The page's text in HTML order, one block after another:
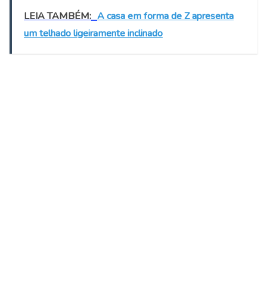
LEIA TAMBÉM: A casa em forma de Z apresenta
um telhado ligeiramente inclinado